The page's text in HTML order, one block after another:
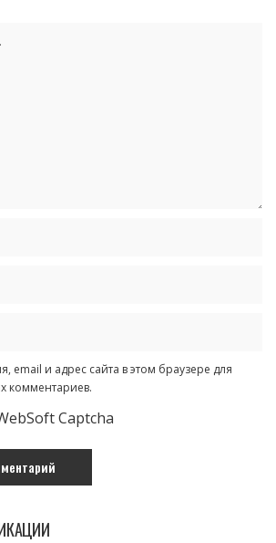
email и адрес сайта в этом браузере для
комментариев.
Captcha